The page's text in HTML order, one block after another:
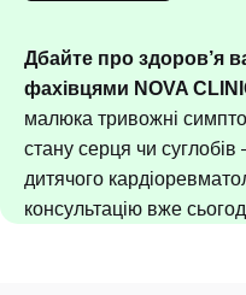
Дбайте про здоров’я
фахівцями NOVA
малюка тривожні
стану серця чи
дитячого
консультацію вже